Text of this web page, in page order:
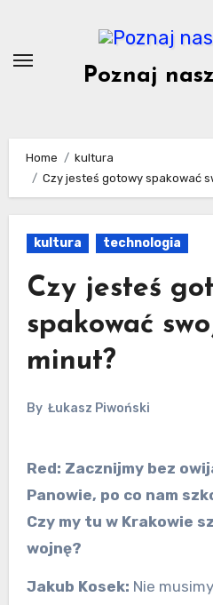
content
Poznaj
Home
kultura
Czy jesteś gotowy spakować
kultura technologia
Czy jesteś
spakować
minut?
By Łukasz Piwoński
Red: Zacznijmy bez
Panowie, po co nam
Czy my tu w Krakowie
wojnę?
Jakub Kosek: Nie